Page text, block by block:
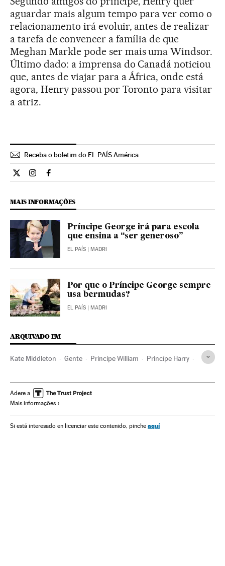
aguardar mais algum tempo para ver como o
relacionamento irá evoluir, antes de realizar
a tarefa de convencer a família de que
Meghan Markle pode ser mais uma Windsor.
Último dado: a imprensa do Canadá noticiou
que, antes de viajar para a África, onde está
agora, Henry passou por Toronto para visitar
a atriz.
Receba o boletim do EL PAÍS América
Estilo El País Brasil en Twitter
Estilo El País Brasil en Instagram
Estilo El País Brasil en Facebook
MAIS INFORMAÇÕES
Príncipe George irá para escola
que ensina a “ser generoso”
EL PAÍS | MADRI
Por que o Príncipe George sempre
usa bermudas?
EL PAÍS | MADRI
ARQUIVADO EM
Kate Middleton Gente Princípe William Princípe Harry
Europa Ocidental Europa
Adere a
Mais informações
Si está interesado en licenciar este contenido, pinche aquí